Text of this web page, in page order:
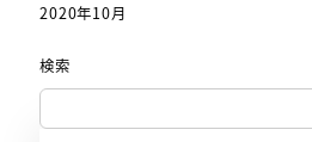
2020年10月
検索